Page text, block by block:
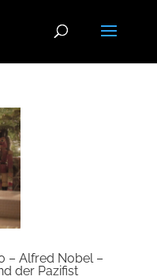
– Alfred Nobel –
der Pazifist